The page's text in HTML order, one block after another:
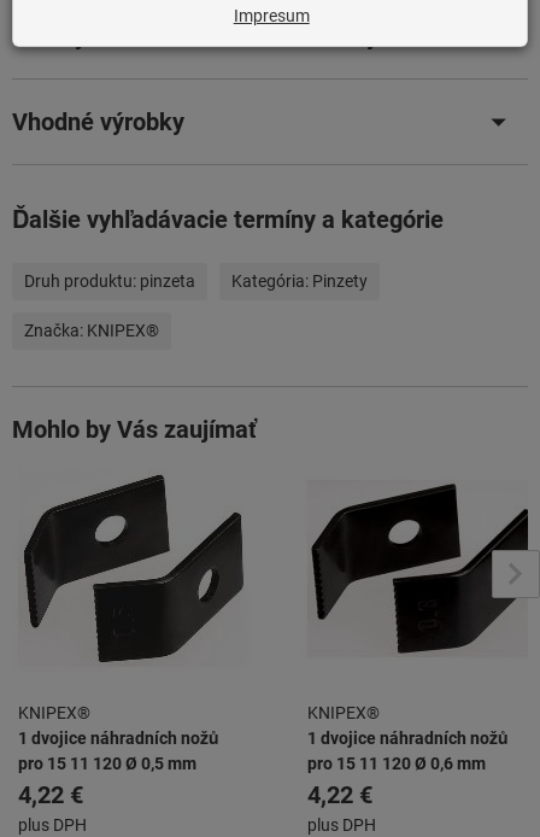
Súbory na stiahnutie a dokumenty
Vhodné výrobky
Ďalšie vyhľadávacie termíny a kategórie
Druh produktu: pinzeta Kategória: Pinzety
Značka: KNIPEX®
Mohlo by Vás zaujímať
KNIPEX®
1 dvojice náhradních nožů
pro 15 11 120 Ø 0,5 mm
4,22 €
plus DPH
KNIPEX®
1 dvojice náhradních nožů
pro 15 11 120 Ø 0,6 mm
4,22 €
plus DPH